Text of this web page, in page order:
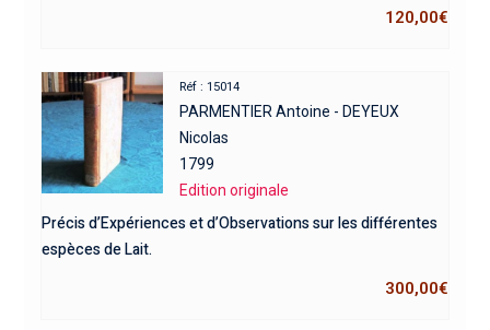
120,00€
Réf : 15014
PARMENTIER Antoine - DEYEUX
Nicolas
1799
Edition originale
Précis d’Expériences et d’Observations sur les différentes
espèces de Lait.
300,00€